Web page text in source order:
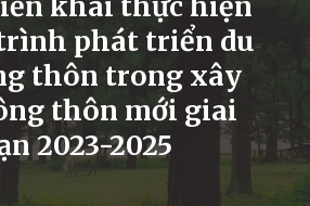
phát triển du
thôn trong xây
thôn mới giai
2023-2025